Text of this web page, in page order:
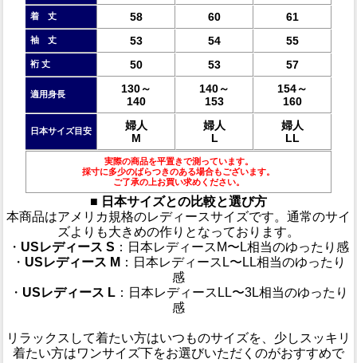
着 丈 58 60 61
袖 丈 53 54 55
裄 丈 50 53 57
適用身長
130～
140
140～
153
154～
160
日本サイズ目安
婦人
M
婦人
L
婦人
LL
実際の商品を平置きで測っています。
採寸に多少のばらつきのある場合もございます。
ご了承の上お買い求めください。
■ 日本サイズとの比較と選び方
本商品はアメリカ規格のレディースサイズです。通常のサイ
ズよりも大きめの作りとなっております。
・ USレディース S ：日本レディースM〜L相当のゆったり感
・ USレディース M ：日本レディースL〜LL相当のゆったり
感
・ USレディース L：日本レディースLL〜3L相当のゆったり
感
リラックスして着たい方はいつものサイズを、少しスッキリ
着たい方はワンサイズ下をお選びいただくのがおすすめで